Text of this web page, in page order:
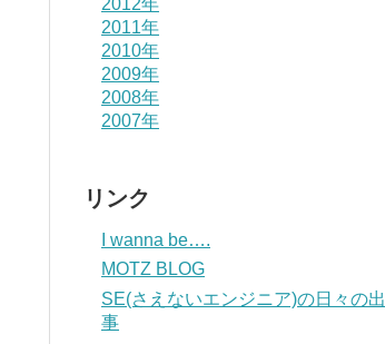
2012年
2011年
2010年
2009年
2008年
2007年
リンク
I wanna be….
MOTZ BLOG
SE(さえないエンジニア)の日々の
事